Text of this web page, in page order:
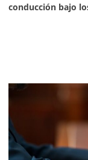
conducción bajo